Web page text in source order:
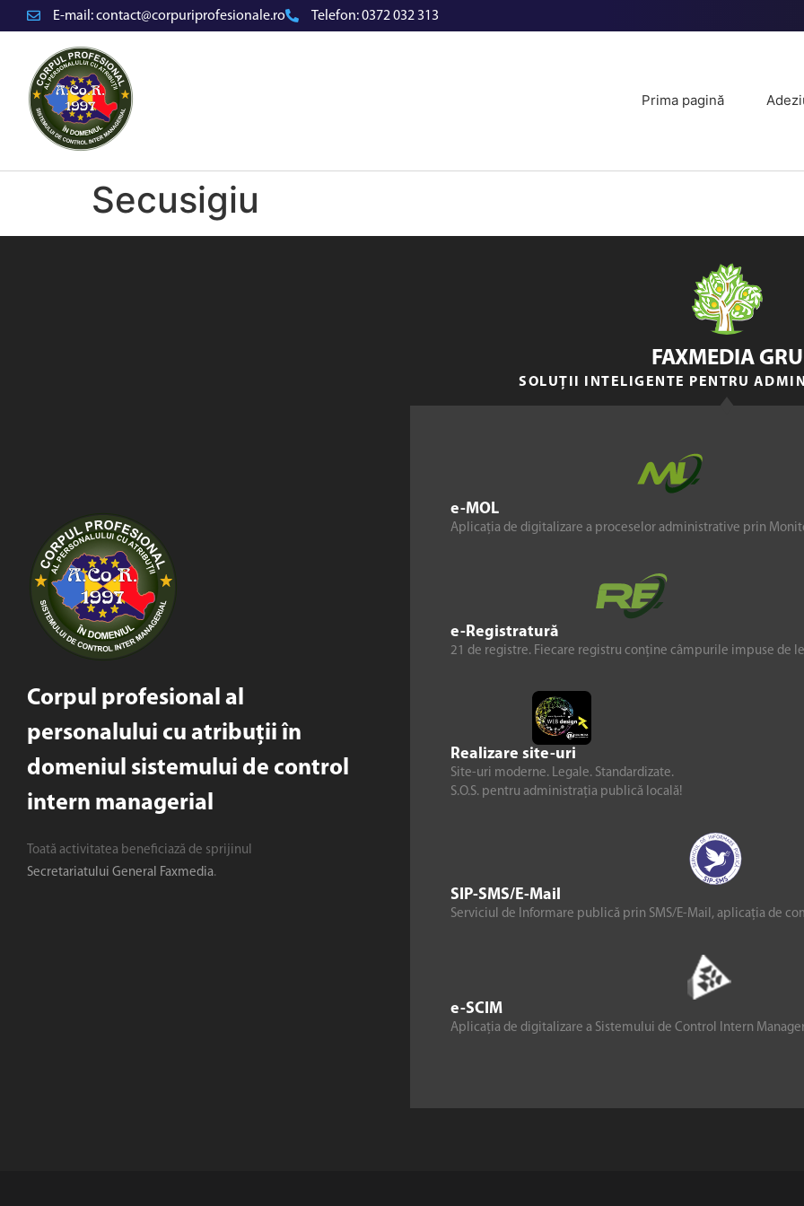
E-mail:contact@corpuriprofesionale.ro Telefon:0372 032 313
Prima pagină
Secusigiu
Corpul profesional al
personalului cu atribuții în
domeniul sistemului de control
intern managerial
Toată activitatea beneficiază de sprijinul
Secretariatului General Faxmedia.
e-MOL
Aplicația de digitalizare a proceselor administrative prin
e-Registratură
21 de registre. Fiecare registru conține câmpurile impuse de
Realizare site-uri
Site-uri moderne. Legale. Standardizate.
S.O.S. pentru administrația publică locală!
SIP-SMS/E-Mail
Serviciul de Informare publică prin SMS/E-Mail, aplicația de
e-SCIM
Aplicația de digitalizare a Sistemului de Control Intern
FAXMEDIA
SOLUȚII INTELIGENTE PENTRU